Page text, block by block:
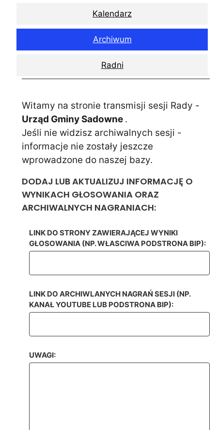
Kalendarz
Archiwum
Radni
Witamy na stronie transmisji sesji Rady -
Urząd Gminy Sadowne .
Jeśli nie widzisz archiwalnych sesji -
informacje nie zostały jeszcze
wprowadzone do naszej bazy.
DODAJ LUB AKTUALIZUJ INFORMACJĘ O
WYNIKACH GŁOSOWANIA ORAZ
ARCHIWALNYCH NAGRANIACH:
LINK DO STRONY ZAWIERAJĄCEJ WYNIKI
GŁOSOWANIA (NP. WŁASCIWA PODSTRONA BIP):
LINK DO ARCHIWLANYCH NAGRAŃ SESJI (NP.
KANAŁ YOUTUBE LUB PODSTRONA BIP):
UWAGI: